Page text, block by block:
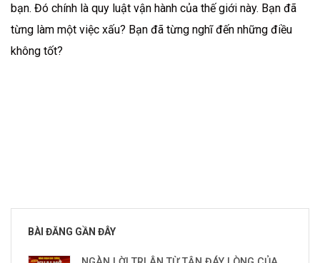
bạn. Đó chính là quy luật vận hành của thế giới này. Bạn đã
từng làm một việc xấu? Bạn đã từng nghĩ đến những điều
không tốt?
BÀI ĐĂNG GẦN ĐÂY